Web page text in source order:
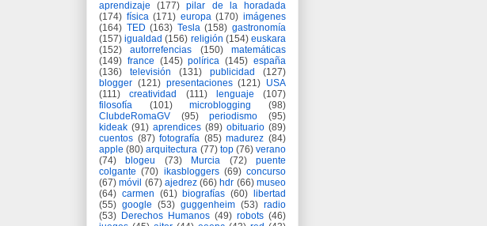
aprendizaje (177)
pilar de la horadada
(174) física (171) europa (170) imágenes
(164) TED (163) Tesla (158) gastronomía
(157) igualdad (156) religión (154) euskara
(152)
autorrefencias (150)
matemáticas
(149) france (145) polírica (145) españa
(136)
televisión (131) publicidad
(127)
blogger (121) presentaciones (121) USA
(111)
creatividad (111) lenguaje
(107)
filosofía
(101) microblogging
(98)
ClubdeRomaGV
(95) periodismo
(95)
kideak (91) aprendices (89) obituario (89)
cuentos (87) fotografía (85) madurez (84)
apple (80) arquitectura (77) top (76) verano
(74)
blogeu (73) Murcia (72)
puente
colgante (70) ikasbloggers (69) concurso
(67) móvil (67) ajedrez (66) hdr (66) museo
(64) carmen (61) biografías (60)
libertad
(55) google (53) guggenheim (53) radio
(53) Derechos Humanos (49) robots (46)